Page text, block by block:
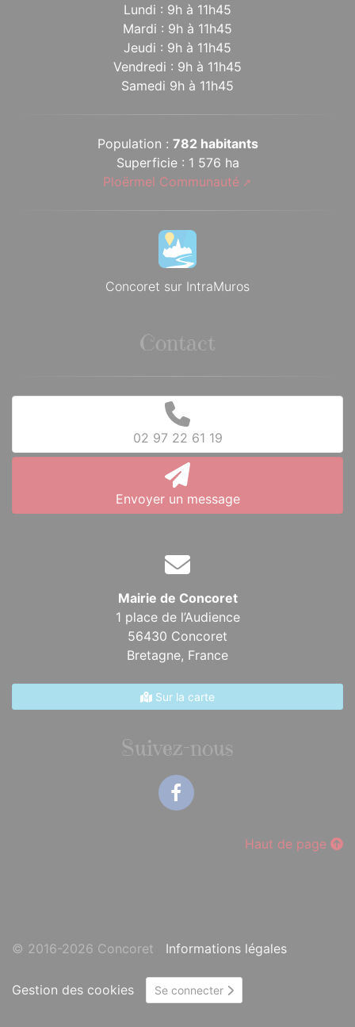
Lundi : 9h à 11h45
Mardi : 9h à 11h45
Jeudi : 9h à 11h45
Vendredi : 9h à 11h45
Samedi 9h à 11h45
Population : 782 habitants
Superficie : 1 576 ha
Ploërmel Communauté
Concoret sur IntraMuros
Contact
02 97 22 61 19
Envoyer un message
Mairie de Concoret
1 place de l’Audience
56430 Concoret
Bretagne, France
Sur la carte
Suivez-nous
Haut de page
© 2016-2026 Concoret Informations légales
Gestion des cookies Se connecter